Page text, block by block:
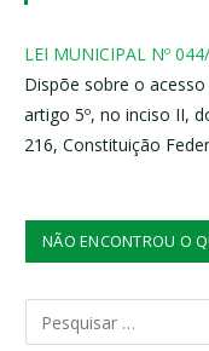
LEI MUNICIPAL Nº
Dispõe sobre o
artigo 5º, no inciso II,
216, Constituição
NÃO ENCONTROU O